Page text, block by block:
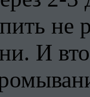
не
И